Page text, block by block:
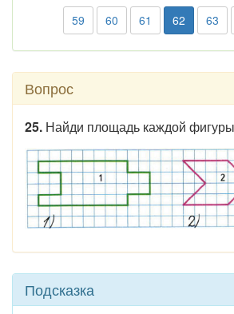
59 60 61 62 63
Вопрос
25. Найди площадь каждой
Подсказка